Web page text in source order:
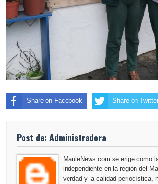
Share on Facebook Share on Twitter
Post de: Administradora
MauleNews.com se erige como
independiente en la región del
verdad y la calidad periodística,